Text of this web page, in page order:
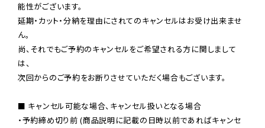
能性がございます。
延期・カット・分納を理由にされてのキャンセルはお受け出来ませ
ん。
尚、それでもご予約のキャンセルをご希望される方に関しまして
は、
次回からのご予約をお断りさせていただく場合もございます。
■ キャンセル可能な場合、キャンセル扱いとなる場合
・予約締め切り前 (商品説明に記載の日時以前であればキャンセ